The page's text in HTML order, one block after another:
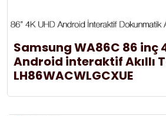
Samsung WA86C 86 inç
Android interaktif Akıllı
LH86WACWLGCXUE